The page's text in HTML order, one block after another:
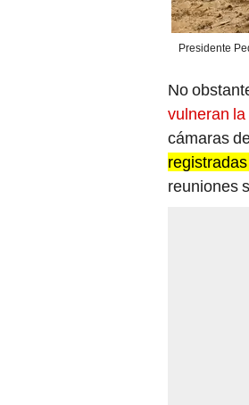
Presidente
No
vulneran la
cámaras
reuniones